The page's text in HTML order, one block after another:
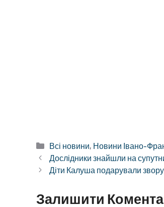
Категорії
Всі новини, Новини Івано-
Дослідники знайшли на
Діти Калуша подарували
Залишити